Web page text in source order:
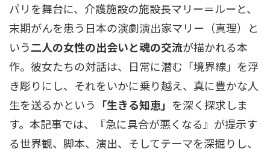
パリを舞台に、介護施設の施設長マリー＝ルーと、
末期がんを患う日本の演劇演出家マリー（真理）と
いう二人の女性の出会いと魂の交流が描かれる本
作。彼女たちの対話は、日常に潜む「境界線」を浮
き彫りにし、それをいかに乗り越え、真に豊かな人
生を送るかという 「生きる知恵」 を深く探求しま
す。本記事では、『急に具合が悪くなる』が提示す
る世界観、脚本、演出、そしてテーマを深掘りし、